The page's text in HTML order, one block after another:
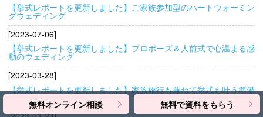
【挙式レポートを更新しました】ご家族参加型のハートウォーミン
グウェディング
[2023-07-06]
【挙式レポートを更新しました】プロポーズ＆人前式で心温まる感
動のウェディング
[2023-03-28]
【挙式レポートを更新しました】家族旅行も兼ねて挙式も叶う準備
のいらないシンプルウェディングプラン
無料オンライン相談 無料で資料をもらう